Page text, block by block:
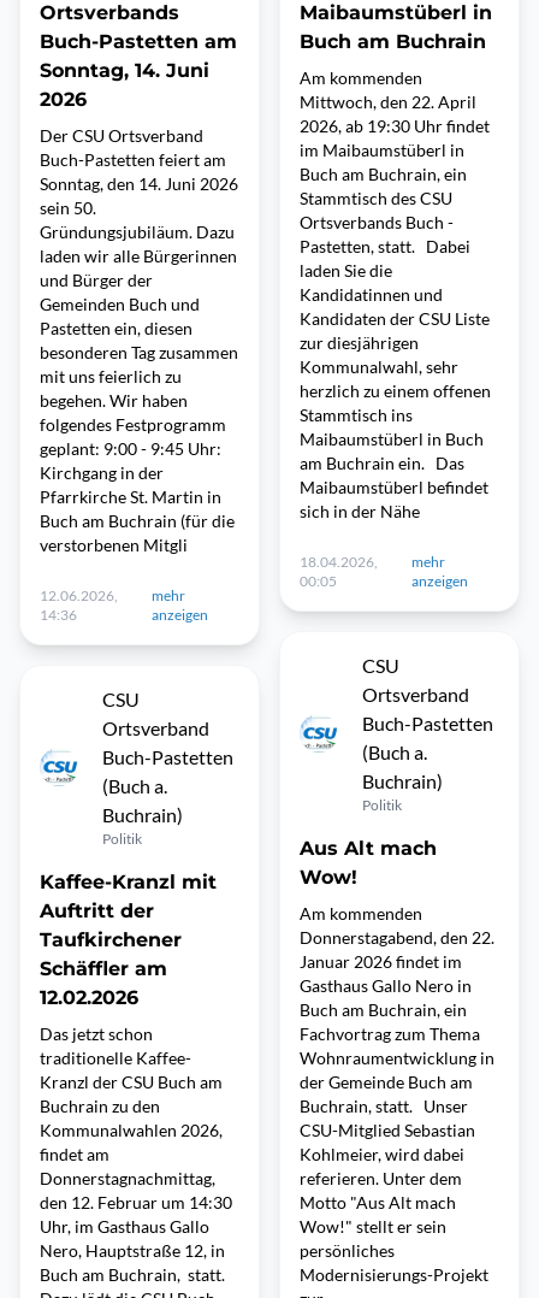
Ortsverbands
Buch-Pastetten am
Sonntag, 14. Juni
2026
Der CSU Ortsverband
Buch-Pastetten feiert am
Sonntag, den 14. Juni 2026
sein 50.
Gründungsjubiläum. Dazu
laden wir alle Bürgerinnen
und Bürger der
Gemeinden Buch und
Pastetten ein, diesen
besonderen Tag zusammen
mit uns feierlich zu
begehen. Wir haben
folgendes Festprogramm
geplant: 9:00 - 9:45 Uhr:
Kirchgang in der
Pfarrkirche St. Martin in
Buch am Buchrain (für die
verstorbenen Mitgli
12.06.2026,
14:36
mehr
anzeigen
CSU
Ortsverband
Buch-Pastetten
(Buch a.
Buchrain)
Politik
Kaffee-Kranzl mit
Auftritt der
Taufkirchener
Schäffler am
12.02.2026
Das jetzt schon
traditionelle Kaffee-
Kranzl der CSU Buch am
Buchrain zu den
Kommunalwahlen 2026,
findet am
Donnerstagnachmittag,
den 12. Februar um 14:30
Uhr, im Gasthaus Gallo
Nero, Hauptstraße 12, in
Buch am Buchrain, statt.
Maibaumstüberl in
Buch am Buchrain
Am kommenden
Mittwoch, den 22. April
2026, ab 19:30 Uhr findet
im Maibaumstüberl in
Buch am Buchrain, ein
Stammtisch des CSU
Ortsverbands Buch -
Pastetten, statt. Dabei
laden Sie die
Kandidatinnen und
Kandidaten der CSU Liste
zur diesjährigen
Kommunalwahl, sehr
herzlich zu einem offenen
Stammtisch ins
Maibaumstüberl in Buch
am Buchrain ein. Das
Maibaumstüberl befindet
sich in der Nähe
18.04.2026,
00:05
mehr
anzeigen
CSU
Ortsverband
Buch-Pastetten
(Buch a.
Buchrain)
Politik
Aus Alt mach
Wow!
Am kommenden
Donnerstagabend, den 22.
Januar 2026 findet im
Gasthaus Gallo Nero in
Buch am Buchrain, ein
Fachvortrag zum Thema
Wohnraumentwicklung in
der Gemeinde Buch am
Buchrain, statt. Unser
CSU-Mitglied Sebastian
Kohlmeier, wird dabei
referieren. Unter dem
Motto "Aus Alt mach
Wow!" stellt er sein
persönliches
Modernisierungs-Projekt